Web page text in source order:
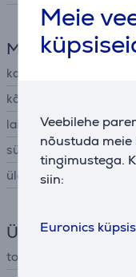
Meie
Veebilehe
nõustuda
tingimustega.
siin:
Euronics
Mõõtmed
kaal
kõrgus
laius
sügavus
üldmaht
Üldine
tootja